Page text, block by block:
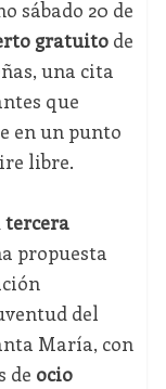
sábado 20 de
gratuitode
una cita
que
en un punto
libre.
tercera
propuesta
del
María, con
de ocio